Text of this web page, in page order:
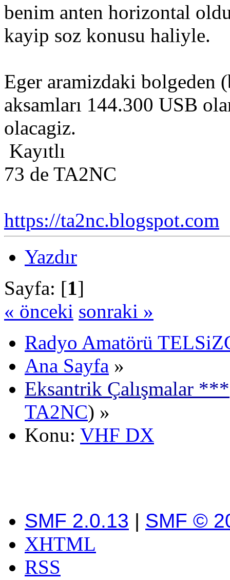
benim anten horizontal
kayip soz konusu haliyle.
Eger aramizdaki bolgeden
aksamları 144.300 USB
olacagiz.
Kayıtlı
73 de TA2NC
https://ta2nc.blogspot.com
Yazdır
Sayfa: [1]
« önceki sonraki »
Radyo Amatörü
Ana Sayfa »
Eksantrik Çalışmalar ***
TA2NC) »
Konu: VHF DX
SMF 2.0.13 | SMF ©
XHTML
RSS